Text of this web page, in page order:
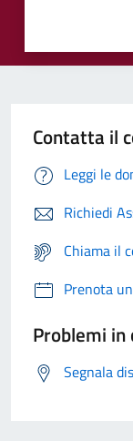
Contatta il
Leggi le
Richiedi
Chiama il
Prenota
Problemi
Segnala